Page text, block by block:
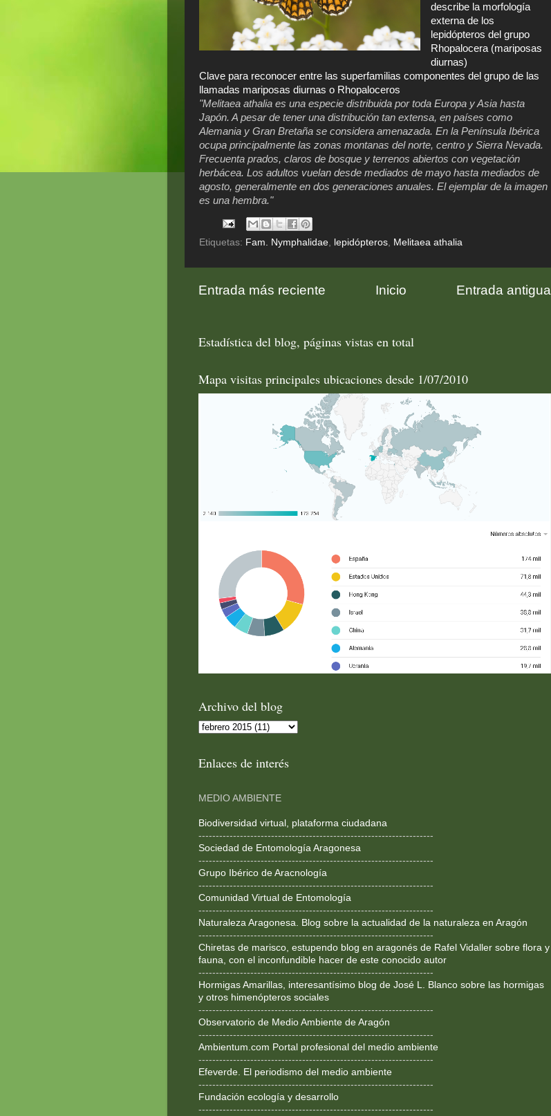
describe la morfología
externa de los
lepidópteros del grupo
Rhopalocera (mariposas
diurnas)
Clave para reconocer entre las superfamilias componentes del grupo de las
llamadas mariposas diurnas o Rhopaloceros
"Melitaea athalia es una especie distribuida por toda Europa y Asia hasta
Japón. A pesar de tener una distribución tan extensa, en países como
Alemania y Gran Bretaña se considera amenazada. En la Península Ibérica
ocupa principalmente las zonas montanas del norte, centro y Sierra Nevada.
Frecuenta prados, claros de bosque y terrenos abiertos con vegetación
herbácea. Los adultos vuelan desde mediados de mayo hasta mediados de
agosto, generalmente en dos generaciones anuales. El ejemplar de la imagen
es una hembra."
Etiquetas: Fam. Nymphalidae lepidópteros Melitaea athalia
Entrada más reciente Entrada antigua
Inicio
Estadística del blog, páginas vistas en total
Mapa visitas principales ubicaciones desde 1/07/2010
Archivo del blog
Enlaces de interés
MEDIO AMBIENTE
Biodiversidad virtual, plataforma ciudadana
--------------------------------------------------------------------
Sociedad de Entomología Aragonesa
--------------------------------------------------------------------
Grupo Ibérico de Aracnología
--------------------------------------------------------------------
Comunidad Virtual de Entomología
--------------------------------------------------------------------
Naturaleza Aragonesa. Blog sobre la actualidad de la naturaleza en Aragón
--------------------------------------------------------------------
Chiretas de marisco, estupendo blog en aragonés de Rafel Vidaller sobre flora y
fauna, con el inconfundible hacer de este conocido autor
--------------------------------------------------------------------
Hormigas Amarillas, interesantísimo blog de José L. Blanco sobre las hormigas
y otros himenópteros sociales
--------------------------------------------------------------------
Observatorio de Medio Ambiente de Aragón
--------------------------------------------------------------------
Ambientum.com Portal profesional del medio ambiente
--------------------------------------------------------------------
Efeverde. El periodismo del medio ambiente
--------------------------------------------------------------------
Fundación ecología y desarrollo
--------------------------------------------------------------------